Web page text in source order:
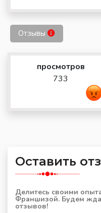
Отзывы
просмотров
733
Оставить
Делитесь своими
Франшизой. Будем
отзывов!